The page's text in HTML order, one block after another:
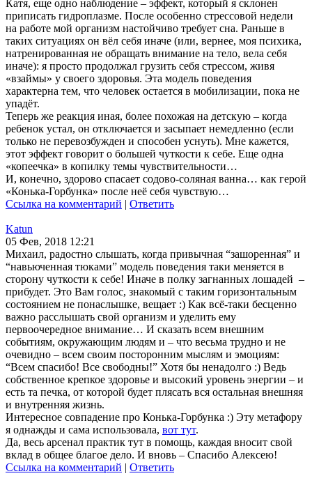
Катя, еще одно наблюдение – эффект, который я склонен
приписать гидроплазме. После особенно стрессовой недели
на работе мой организм настойчиво требует сна. Раньше в
таких ситуациях он вёл себя иначе (или, вернее, моя психика,
натренированная не обращать внимание на тело, вела себя
иначе): я просто продолжал грузить себя стрессом, живя
«взаймы» у своего здоровья. Эта модель поведения
характерна тем, что человек остается в мобилизации, пока не
упадёт.
Теперь же реакция иная, более похожая на детскую – когда
ребенок устал, он отключается и засыпает немедленно (если
только не перевозбужден и способен уснуть). Мне кажется,
этот эффект говорит о большей чуткости к себе. Еще одна
«копеечка» в копилку темы чувствительности…
И, конечно, здорово спасает содово-соляная ванна… как герой
«Конька-Горбунка» после неё себя чувствую…
Ссылка на комментарий | Ответить
Katun
05 Фев, 2018 12:21
Михаил, радостно слышать, когда привычная “зашоренная” и
“навьюченная тюками” модель поведения таки меняется в
сторону чуткости к себе! Иначе в полку загнанных лошадей –
прибудет. Это Вам голос, знакомый с таким горизонтальным
состоянием не понаслышке, вещает :) Как всё-таки бесценно
важно расслышать свой организм и уделить ему
первоочередное внимание… И сказать всем внешним
событиям, окружающим людям и – что весьма трудно и не
очевидно – всем своим посторонним мыслям и эмоциям:
“Всем спасибо! Все свободны!” Хотя бы ненадолго :) Ведь
собственное крепкое здоровье и высокий уровень энергии – и
есть та печка, от которой будет плясать вся остальная внешняя
и внутренняя жизнь.
Интересное совпадение про Конька-Горбунка :) Эту метафору
я однажды и сама использовала, вот тут.
Да, весь арсенал практик тут в помощь, каждая вносит свой
вклад в общее благое дело. И вновь – Спасибо Алексею!
Ссылка на комментарий | Ответить